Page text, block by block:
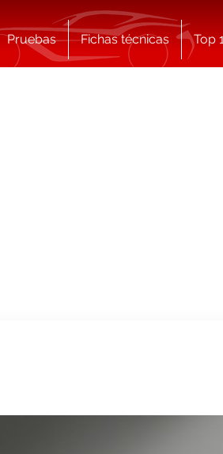
Pruebas Fichas técnicas Top